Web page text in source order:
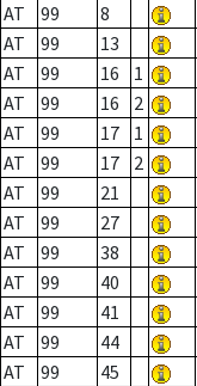
AT 99 8
AT
99 13
AT
99 16 1
AT
99 16 2
AT
99 17 1
AT
99 17 2
AT
99 21
AT
99 27
AT
99 38
AT
99 40
AT
99 41
AT
99 44
AT
99 45